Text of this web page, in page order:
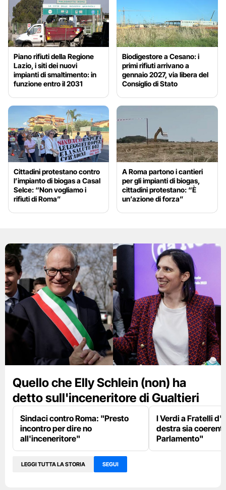
Piano rifiuti della Regione
Lazio, i siti dei nuovi
impianti di smaltimento: in
funzione entro il 2031
Biodigestore a Cesano: i
primi rifiuti arrivano a
gennaio 2027, via libera del
Consiglio di Stato
Cittadini protestano contro
l’impianto di biogas a Casal
Selce: “Non vogliamo i
rifiuti di Roma”
A Roma partono i cantieri
per gli impianti di biogas,
cittadini protestano: “È
un’azione di forza”
Quello che Elly Schlein (non) ha
detto sull'inceneritore di Gualtieri
Sindaci contro Roma: "Presto
incontro per dire no
all'inceneritore"
I Verdi a Fratelli
destra sia
Parlamento"
LEGGI TUTTA LA STORIA SEGUI